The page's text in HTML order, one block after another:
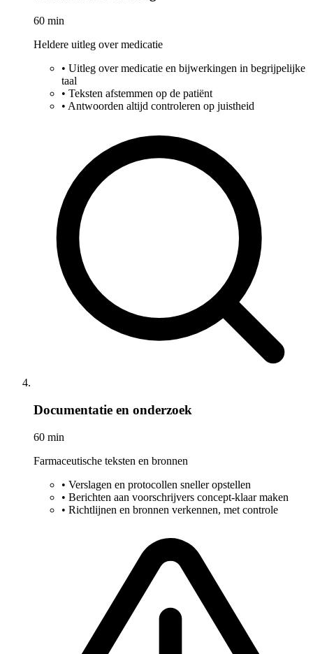
60 min
Heldere uitleg over medicatie
• Uitleg over medicatie en bijwerkingen in begrijpelijke
taal
• Teksten afstemmen op de patiënt
• Antwoorden altijd controleren op juistheid
Documentatie en onderzoek
60 min
Farmaceutische teksten en bronnen
• Verslagen en protocollen sneller opstellen
• Berichten aan voorschrijvers concept-klaar maken
• Richtlijnen en bronnen verkennen, met controle